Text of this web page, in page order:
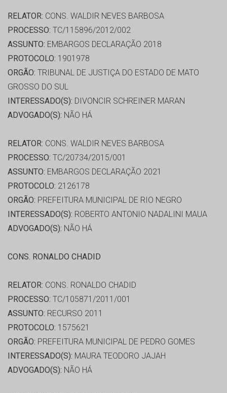
RELATOR: CONS. WALDIR NEVES BARBOSA
PROCESSO: TC/115896/2012/002
ASSUNTO: EMBARGOS DECLARAÇÃO 2018
PROTOCOLO: 1901978
ORGÃO: TRIBUNAL DE JUSTIÇA DO ESTADO DE MATO
GROSSO DO SUL
INTERESSADO(S): DIVONCIR SCHREINER MARAN
ADVOGADO(S): NÃO HÁ
RELATOR: CONS. WALDIR NEVES BARBOSA
PROCESSO: TC/20734/2015/001
ASSUNTO: EMBARGOS DECLARAÇÃO 2021
PROTOCOLO: 2126178
ORGÃO: PREFEITURA MUNICIPAL DE RIO NEGRO
INTERESSADO(S): ROBERTO ANTONIO NADALINI MAUA
ADVOGADO(S): NÃO HÁ
CONS. RONALDO CHADID
RELATOR: CONS. RONALDO CHADID
PROCESSO: TC/105871/2011/001
ASSUNTO: RECURSO 2011
PROTOCOLO: 1575621
ORGÃO: PREFEITURA MUNICIPAL DE PEDRO GOMES
INTERESSADO(S): MAURA TEODORO JAJAH
ADVOGADO(S): NÃO HÁ